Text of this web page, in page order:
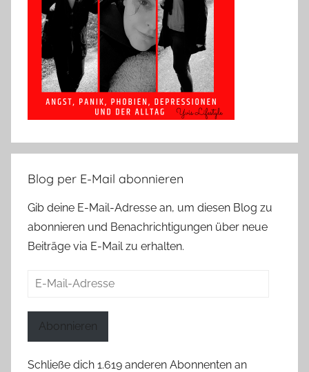
Blog per E-Mail abonnieren
Gib deine E-Mail-Adresse an, um diesen Blog zu
abonnieren und Benachrichtigungen über neue
Beiträge via E-Mail zu erhalten.
E-
Abonnieren
Schließe dich 1.619 anderen Abonnenten an